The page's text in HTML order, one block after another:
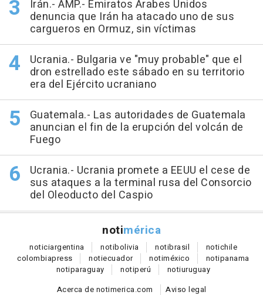
Irán.- AMP.- Emiratos Árabes Unidos
denuncia que Irán ha atacado uno de sus
cargueros en Ormuz, sin víctimas
Ucrania.- Bulgaria ve "muy probable" que el
dron estrellado este sábado en su territorio
era del Ejército ucraniano
Guatemala.- Las autoridades de Guatemala
anuncian el fin de la erupción del volcán de
Fuego
Ucrania.- Ucrania promete a EEUU el cese de
sus ataques a la terminal rusa del Consorcio
del Oleoducto del Caspio
notimérica
noticiargentina notibolivia notibrasil notichile
colombiapress notiecuador notiméxico notipanama
notiparaguay notiperú notiuruguay
Acerca de notimerica.com
Aviso legal